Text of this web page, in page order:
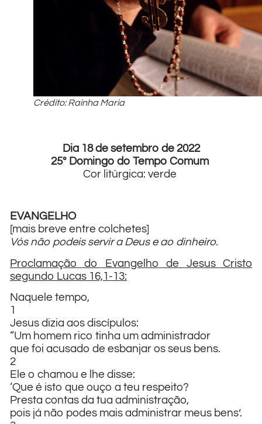
Crédito: Rainha Maria
Dia 18 de setembro de 2022
25º Domingo do Tempo Comum
Cor litúrgica: verde
EVANGELHO
[mais breve entre colchetes]
Vós não podeis servir a Deus e ao dinheiro.
Proclamação do Evangelho de Jesus Cristo
segundo Lucas 16,1-13:
Naquele tempo,
1
Jesus dizia aos discípulos:
“Um homem rico tinha um administrador
que foi acusado de esbanjar os seus bens.
2
Ele o chamou e lhe disse:
‘Que é isto que ouço a teu respeito?
Presta contas da tua administração,
pois já não podes mais administrar meus bens’.